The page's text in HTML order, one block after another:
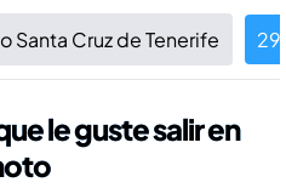
Santa Cruz de Tenerife 29
le guste salir en